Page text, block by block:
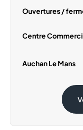
Ouvertures /
Centre
Samedi 15
Auchan Le Mans
Samedi 15